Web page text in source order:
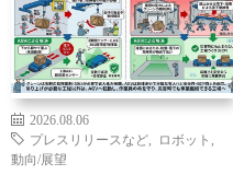
2026.08.06
プレスリリースなど
ロボット
動向/展望